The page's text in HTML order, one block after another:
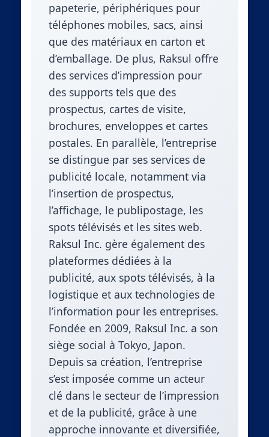
papeterie, périphériques pour
téléphones mobiles, sacs, ainsi
que des matériaux en carton et
d’emballage. De plus, Raksul offre
des services d’impression pour
des supports tels que des
prospectus, cartes de visite,
brochures, enveloppes et cartes
postales. En parallèle, l’entreprise
se distingue par ses services de
publicité locale, notamment via
l’insertion de prospectus,
l’affichage, le publipostage, les
spots télévisés et les sites web.
Raksul Inc. gère également des
plateformes dédiées à la
publicité, aux spots télévisés, à la
logistique et aux technologies de
l’information pour les entreprises.
Fondée en 2009, Raksul Inc. a son
siège social à Tokyo, Japon.
Depuis sa création, l’entreprise
s’est imposée comme un acteur
clé dans le secteur de l’impression
et de la publicité, grâce à une
approche innovante et diversifiée,